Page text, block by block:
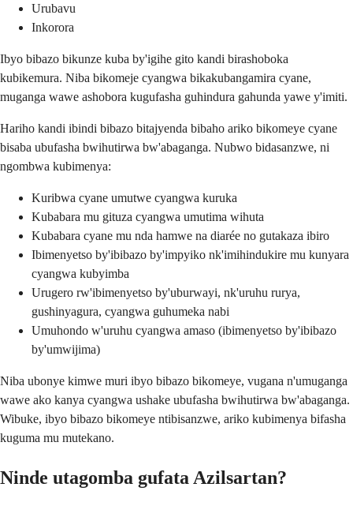
Urubavu
Inkorora
Ibyo bibazo bikunze kuba by'igihe gito kandi birashoboka
kubikemura. Niba bikomeje cyangwa bikakubangamira cyane,
muganga wawe ashobora kugufasha guhindura gahunda yawe y'imiti.
Hariho kandi ibindi bibazo bitajyenda bibaho ariko bikomeye cyane
bisaba ubufasha bwihutirwa bw'abaganga. Nubwo bidasanzwe, ni
ngombwa kubimenya:
Kuribwa cyane umutwe cyangwa kuruka
Kubabara mu gituza cyangwa umutima wihuta
Kubabara cyane mu nda hamwe na diarée no gutakaza ibiro
Ibimenyetso by'ibibazo by'impyiko nk'imihindukire mu kunyara
cyangwa kubyimba
Urugero rw'ibimenyetso by'uburwayi, nk'uruhu rurya,
gushinyagura, cyangwa guhumeka nabi
Umuhondo w'uruhu cyangwa amaso (ibimenyetso by'ibibazo
by'umwijima)
Niba ubonye kimwe muri ibyo bibazo bikomeye, vugana n'umuganga
wawe ako kanya cyangwa ushake ubufasha bwihutirwa bw'abaganga.
Wibuke, ibyo bibazo bikomeye ntibisanzwe, ariko kubimenya bifasha
kuguma mu mutekano.
Ninde utagomba gufata Azilsartan?